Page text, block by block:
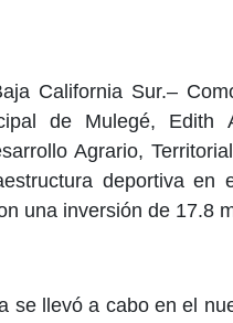
California Sur.–
de Mulegé, Edith
Agrario,
deportiva en
una inversión de 17.8
se llevó a cabo en el